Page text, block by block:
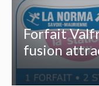
Forfait
fusion